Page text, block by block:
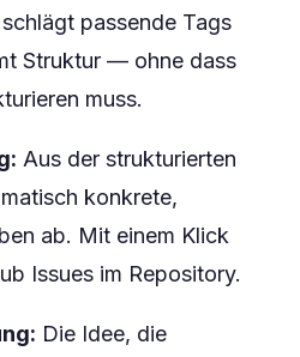
passende Tags
Struktur — ohne dass
muss.
Aus der strukturierten
konkrete,
ab. Mit einem Klick
Issues im Repository.
Die Idee, die